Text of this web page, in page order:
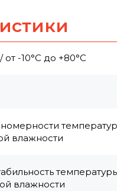
-10°С до +80°С
влажности
влажности